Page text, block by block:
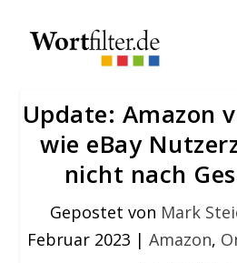
Update: Amazon
wie eBay
nicht nach
Gepostet von Mark
Februar 2023 | Amazon,